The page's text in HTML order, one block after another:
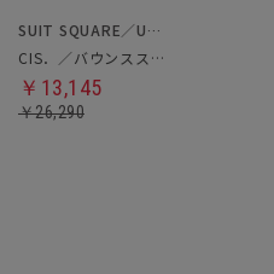
SUIT SQUARE／UNIVERSAL LANGUAGE／WHITE
CIS．／バウンススリーブブラウスジャケット
￥13,145
￥26,290